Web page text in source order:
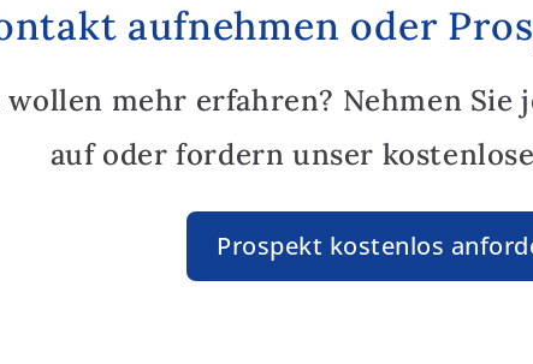
aufnehmen oder
wollen mehr erfahren? Nehmen
auf oder fordern unser
Prospekt kostenlos